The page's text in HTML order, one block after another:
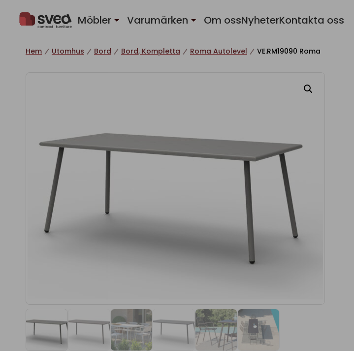
Möbler Varumärken Om ossNyheterKontakta oss
Hem Utomhus Bord Bord, Kompletta Roma Autolevel VE.RM19090 Roma